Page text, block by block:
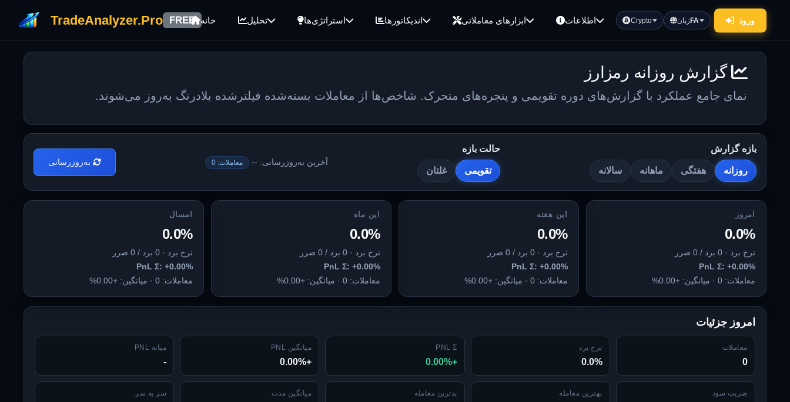
TradeAnalyzer.Pro FREE خانه تحلیل استراتژی‌ها اندیکاتورها ابزارهای معاملاتی اطلاعات Crypto زبانFA ورود
گزارش روزانه رمزارز
نمای جامع عملکرد با گزارش‌های دوره تقویمی و پنجره‌های متحرک. شاخص‌ها از معاملات بسته‌شده فیلترشده بلادرنگ به‌روز می‌شوند.
بازه گزارش
روزانه هفتگی ماهانه سالانه
حالت بازه
تقویمی غلتان
آخرین به‌روزرسانی: -- معاملات: 0 به‌روزرسانی
امروز
0.0%
نرخ برد · 0 برد / 0 ضرر
PnL Σ: +0.00%
معاملات: 0 · میانگین: +0.00%
این هفته
0.0%
نرخ برد · 0 برد / 0 ضرر
PnL Σ: +0.00%
معاملات: 0 · میانگین: +0.00%
این ماه
0.0%
نرخ برد · 0 برد / 0 ضرر
PnL Σ: +0.00%
معاملات: 0 · میانگین: +0.00%
امسال
0.0%
نرخ برد · 0 برد / 0 ضرر
PnL Σ: +0.00%
معاملات: 0 · میانگین: +0.00%
امروز جزئیات
معاملات
0
نرخ برد
0.0%
PNL Σ
+0.00%
میانگین PNL
+0.00%
میانه PNL
-
ضریب سود بهترین معامله بدترین معامله میانگین مدت سر به سر